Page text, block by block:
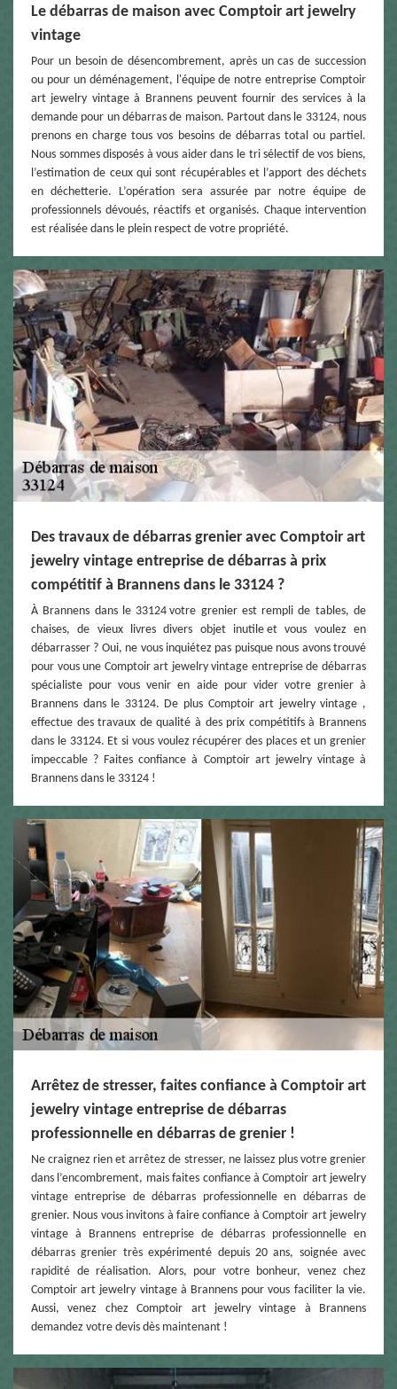
Le débarras de maison avec Comptoir art jewelry
vintage
Pour un besoin de désencombrement, après un cas de succession
ou pour un déménagement, l'équipe de notre entreprise Comptoir
art jewelry vintage à Brannens peuvent fournir des services à la
demande pour un débarras de maison. Partout dans le 33124, nous
prenons en charge tous vos besoins de débarras total ou partiel.
Nous sommes disposés à vous aider dans le tri sélectif de vos biens,
l’estimation de ceux qui sont récupérables et l’apport des déchets
en déchetterie. L’opération sera assurée par notre équipe de
professionnels dévoués, réactifs et organisés. Chaque intervention
est réalisée dans le plein respect de votre propriété.
Des travaux de débarras grenier avec Comptoir art
jewelry vintage entreprise de débarras à prix
compétitif à Brannens dans le 33124 ?
À Brannens dans le 33124 votre grenier est rempli de tables, de
chaises, de vieux livres divers objet inutile et vous voulez en
débarrasser ? Oui, ne vous inquiétez pas puisque nous avons trouvé
pour vous une Comptoir art jewelry vintage entreprise de débarras
spécialiste pour vous venir en aide pour vider votre grenier à
Brannens dans le 33124. De plus Comptoir art jewelry vintage ,
effectue des travaux de qualité à des prix compétitifs à Brannens
dans le 33124. Et si vous voulez récupérer des places et un grenier
impeccable ? Faites confiance à Comptoir art jewelry vintage à
Brannens dans le 33124 !
Arrêtez de stresser, faites confiance à Comptoir art
jewelry vintage entreprise de débarras
professionnelle en débarras de grenier !
Ne craignez rien et arrêtez de stresser, ne laissez plus votre grenier
dans l’encombrement, mais faites confiance à Comptoir art jewelry
vintage entreprise de débarras professionnelle en débarras de
grenier. Nous vous invitons à faire confiance à Comptoir art jewelry
vintage à Brannens entreprise de débarras professionnelle en
débarras grenier très expérimenté depuis 20 ans, soignée avec
rapidité de réalisation. Alors, pour votre bonheur, venez chez
Comptoir art jewelry vintage à Brannens pour vous faciliter la vie.
Aussi, venez chez Comptoir art jewelry vintage à Brannens
demandez votre devis dès maintenant !